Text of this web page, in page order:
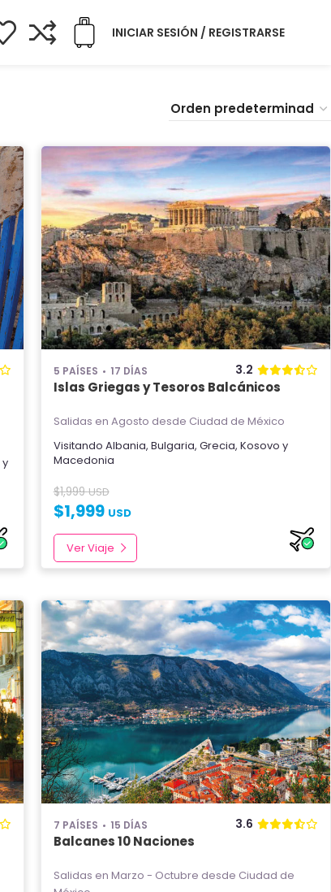
INICIAR SESIÓN / REGISTRARSE
y
5 PAÍSES 17 DÍAS 3.2
Islas Griegas y Tesoros Balcánicos
Salidas en Agosto desde Ciudad de México
Visitando Albania, Bulgaria, Grecia, Kosovo y
Macedonia
$1,999USD
$1,999 USD
Ver Viaje
7 PAÍSES 15 DÍAS 3.6
Balcanes 10 Naciones
Salidas en Marzo - Octubre desde Ciudad de